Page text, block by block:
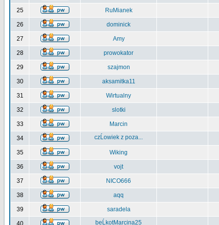
25 RuMianek
26 dominick
27 Amy
28 prowokator
29 szajmon
30 aksamitka11
31 Wirtualny
32 slotki
33 Marcin
34 czĹowiek z poza...
35 Wiking
36 vojt
37 NICO666
38 aqq
39 saradela
40 beĹkotMarcina25